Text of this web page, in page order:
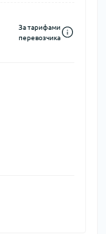
За тарифами
перевозчика